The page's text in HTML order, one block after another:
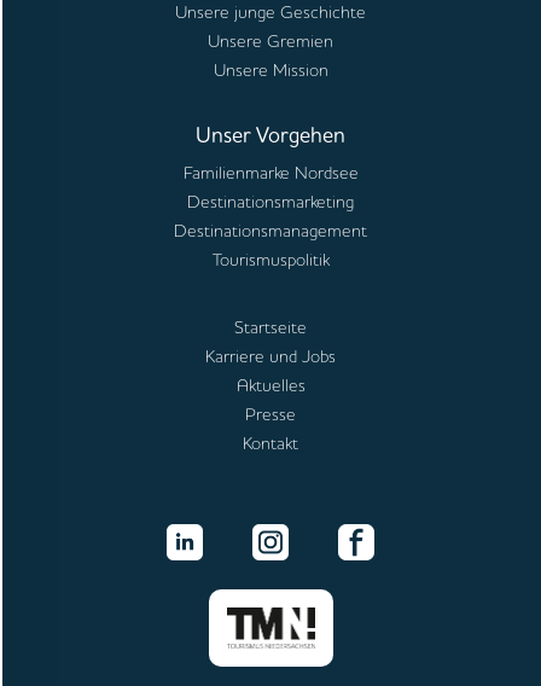
Unsere junge Geschichte
Unsere Gremien
Unsere Mission
Unser Vorgehen
Familienmarke Nordsee
Destinationsmarketing
Destinationsmanagement
Tourismuspolitik
Startseite
Karriere und Jobs
Aktuelles
Presse
Kontakt